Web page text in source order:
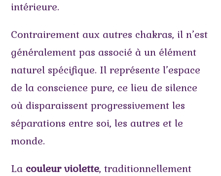
intérieure.
Contrairement aux autres chakras, il n’est
généralement pas associé à un élément
naturel spécifique. Il représente l’espace
de la conscience pure, ce lieu de silence
où disparaissent progressivement les
séparations entre soi, les autres et le
monde.
La couleur violette, traditionnellement